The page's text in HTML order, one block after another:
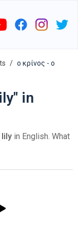
ο κρίνος - o
in
lily in English. What